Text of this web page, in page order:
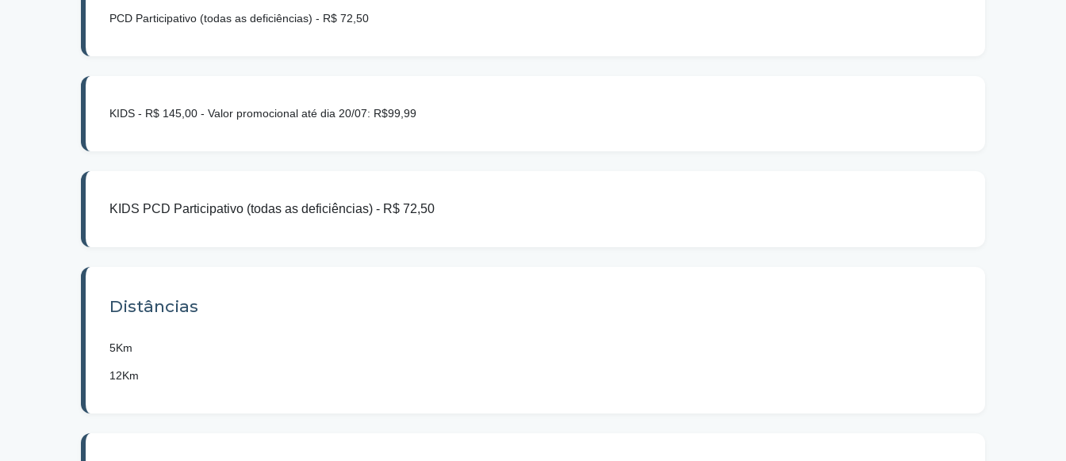
PCD Participativo (todas as deficiências) - R$ 72,50
KIDS - R$ 145,00 - Valor promocional até dia 20/07: R$99,99
KIDS PCD Participativo (todas as deficiências) - R$ 72,50
Distâncias
5Km
12Km